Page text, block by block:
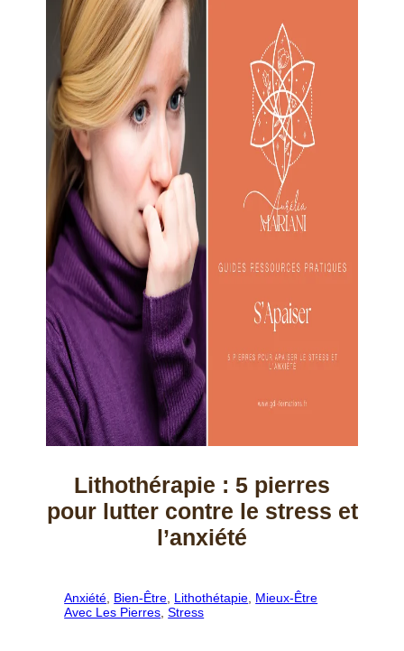
Lithothérapie : 5 pierres
pour lutter contre le stress et
l’anxiété
Anxiété Bien-Être Lithothétapie Mieux-Être
Avec Les Pierres ,Stress